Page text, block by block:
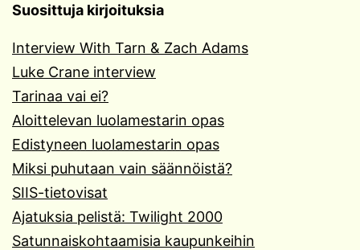
Suosittuja kirjoituksia
Interview With Tarn & Zach Adams
Luke Crane interview
Tarinaa vai ei?
Aloittelevan luolamestarin opas
Edistyneen luolamestarin opas
Miksi puhutaan vain säännöistä?
SIIS-tietovisat
Ajatuksia pelistä: Twilight 2000
Satunnaiskohtaamisia kaupunkeihin